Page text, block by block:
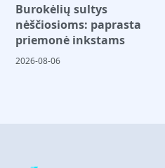
Burokėlių sultys
nėščiosioms: paprasta
priemonė inkstams
2026-08-06